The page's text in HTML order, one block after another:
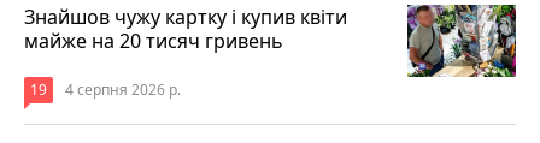
Знайшов чужу картку і купив квіти
майже на 20 тисяч гривень
19 4 серпня 2026 р.